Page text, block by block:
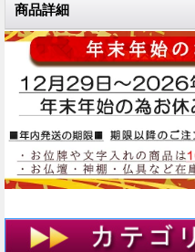
商品詳細